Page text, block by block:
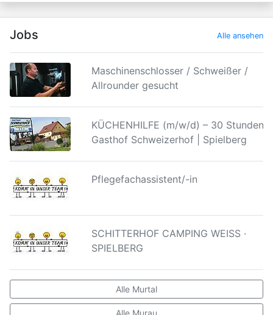
Jobs Alle ansehen
Maschinenschlosser / Schweißer /
Allrounder gesucht
KÜCHENHILFE (m/w/d) – 30 Stunden |
Gasthof Schweizerhof | Spielberg
Pflegefachassistent/-in
SCHITTERHOF CAMPING WEISS ·
SPIELBERG
Alle Murtal
Alle Murau